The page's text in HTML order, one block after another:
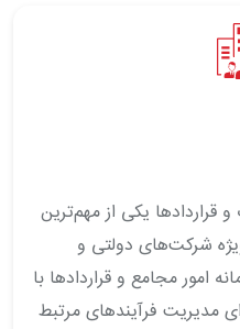
یکی از مهم‌ترین
شرکت‌های دولتی و
امور مجامع و قراردادها با
مدیریت فرآیندهای مرتبط